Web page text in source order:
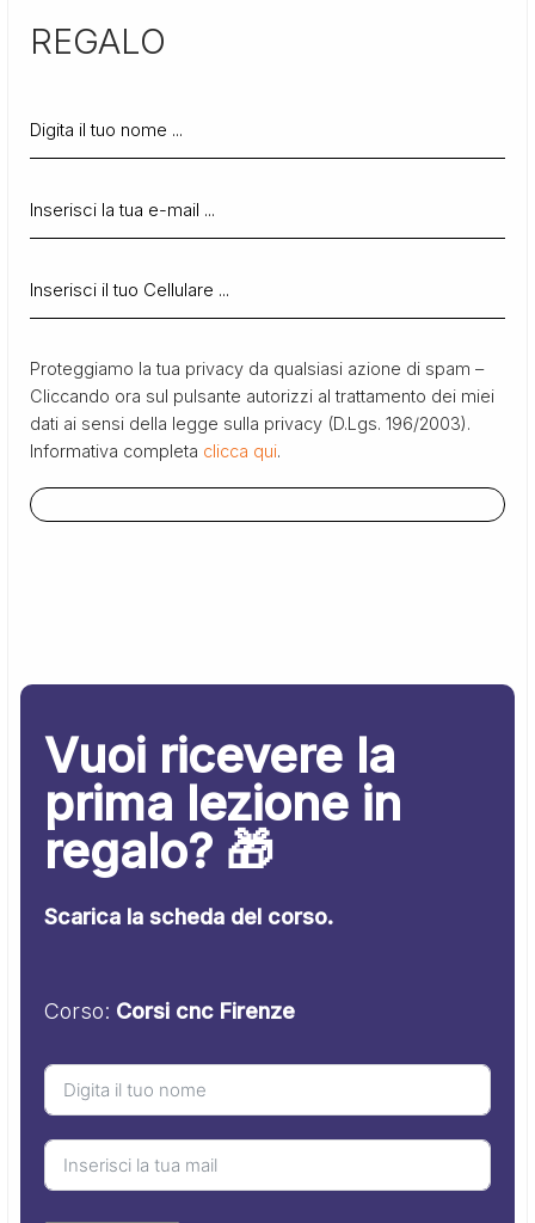
REGALO
Proteggiamo la tua privacy da qualsiasi azione di spam –
Cliccando ora sul pulsante autorizzi al trattamento dei miei
dati ai sensi della legge sulla privacy (D.Lgs. 196/2003).
Informativa completa clicca qui.
Vuoi ricevere la
prima lezione in
regalo? 🎁
Scarica la scheda del corso.
Corso: Corsi cnc Firenze